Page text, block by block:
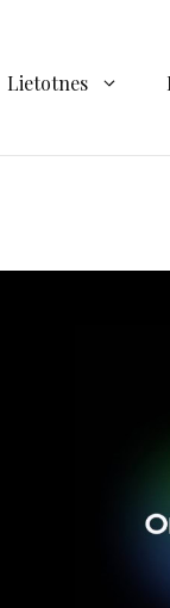
Lietotnes